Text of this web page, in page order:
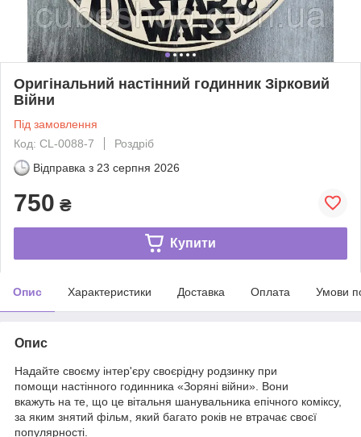
Оригінальний настінний годинник Зірковий
Війни
Під замовлення
Код: CL-0088-7
Роздріб
Відправка з 23 серпня 2026
750 ₴
Купити
Опис Характеристики Доставка Оплата Умови
Опис
Надайте своєму інтер'єру своєрідну родзинку при
помощи настінного годинника «Зоряні війни». Вони
вкажуть на те, що це вітальня шанувальника епічного коміксу,
за яким знятий фільм, який багато років не втрачає своєї
популярності.